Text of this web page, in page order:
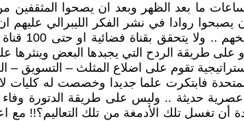
ما بعد الظهر وبعد ان يصحوا المثقفين
يصبحوا روادا في نشر الفكر الليبرالي
نشر
طريقة الردح التي يجبدها البعض وينثرها
تقوم على اضلاع المثلث – التسويق –
فابتكرت علما جديدا وخصصت له كليات
حديثة .. وليس على طريقة الدتورة
تغسل تلك الأدمغة من تلك التعاليم؟!! مع